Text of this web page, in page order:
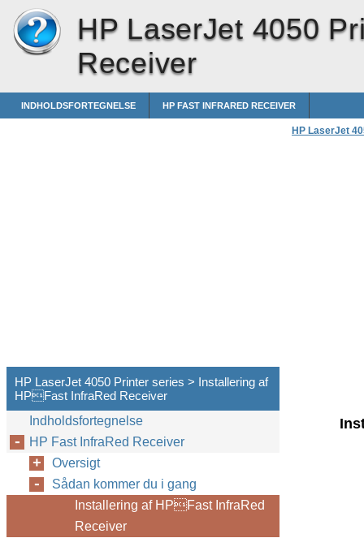
HP LaserJet 4050
Receiver
INDHOLDSFORTEGNELSE HP FAST INFRARED RECEIVER
HP LaserJet
HP LaserJet 4050 Printer series > Installering af
HPFast InfraRed Receiver
Indholdsfortegnelse
HP Fast InfraRed Receiver
Oversigt
Sådan kommer du i gang
Installering af HPFast InfraRed
Receiver